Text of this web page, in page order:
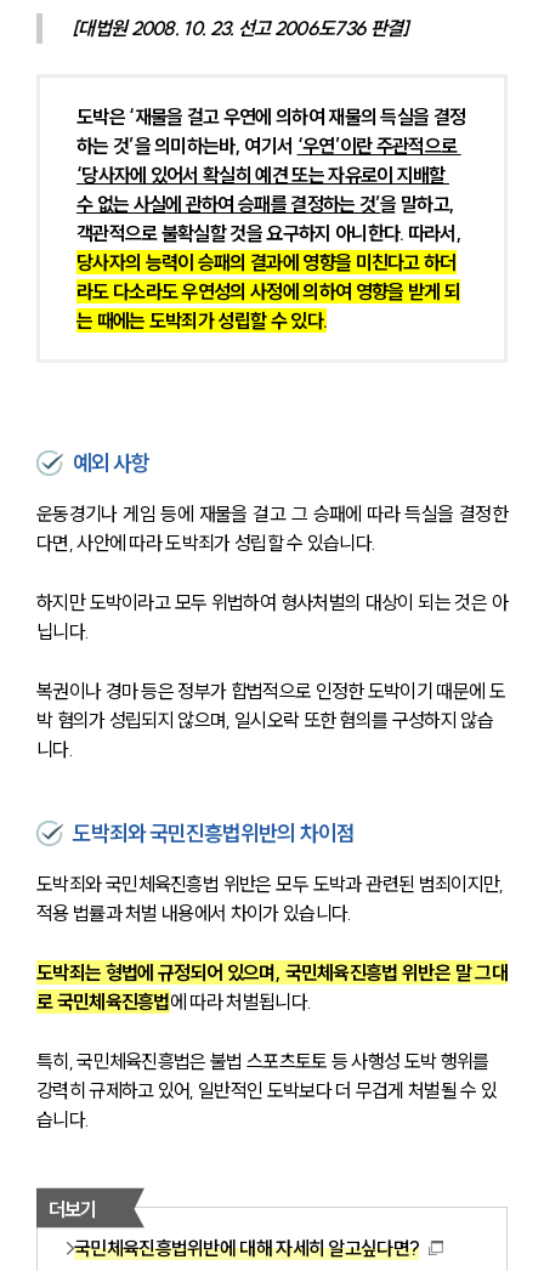
[대법원 2008. 10. 23. 선고 2006도736 판결]
도박은 ‘재물을 걸고 우연에 의하여 재물의 득실을 결정
하는 것’을 의미하는바, 여기서 ‘우연’이란 주관적으로
‘당사자에 있어서 확실히 예견 또는 자유로이 지배할
수 없는 사실에 관하여 승패를 결정하는 것’을 말하고,
객관적으로 불확실할 것을 요구하지 아니한다. 따라서,
당사자의 능력이 승패의 결과에 영향을 미친다고 하더
라도 다소라도 우연성의 사정에 의하여 영향을 받게 되
는 때에는 도박죄가 성립할 수 있다.
예외 사항
운동경기나 게임 등에 재물을 걸고 그 승패에 따라 득실을 결정한
다면, 사안에 따라 도박죄가 성립할 수 있습니다.
하지만 도박이라고 모두 위법하여 형사처벌의 대상이 되는 것은 아
닙니다.
복권이나 경마 등은 정부가 합법적으로 인정한 도박이기 때문에 도
박 혐의가 성립되지 않으며, 일시오락 또한 혐의를 구성하지 않습
니다.
도박죄와 국민진흥법위반의 차이점
도박죄와 국민체육진흥법 위반은 모두 도박과 관련된 범죄이지만,
적용 법률과 처벌 내용에서 차이가 있습니다.
도박죄는 형법에 규정되어 있으며, 국민체육진흥법 위반은 말 그대
로 국민체육진흥법에 따라 처벌됩니다.
특히, 국민체육진흥법은 불법 스포츠토토 등 사행성 도박 행위를
강력히 규제하고 있어, 일반적인 도박보다 더 무겁게 처벌될 수 있
습니다.
더보기
국민체육진흥법위반에 대해 자세히 알고싶다면?